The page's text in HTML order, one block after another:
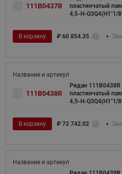
111B0437R
пластинчатый
4,5-H-Q3Q4(H1"1/
В корзину ₽ 60 854.35
111B0438R
Ридан
пластинчатый
4,5-H-Q3Q4(H1"1/
В корзину ₽ 72 742.02